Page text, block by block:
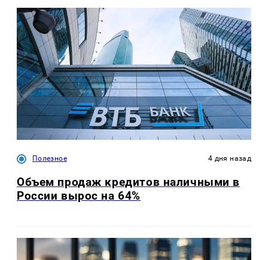
Полезное 4 дня назад
Объем продаж кредитов наличными в
России вырос на 64%